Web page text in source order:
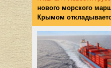
нового морского
Крымом